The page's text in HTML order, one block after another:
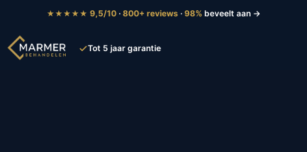
★★★★★ 9,5/10 · 800+ reviews · 98% beveelt aan →
Tot 5 jaar garantie